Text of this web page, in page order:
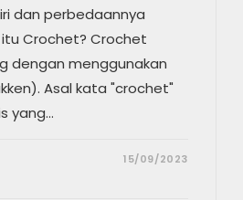
dan perbedaannya
Crochet? Crochet
dengan menggunakan
Asal kata "crochet"
yang…
15/09/2023